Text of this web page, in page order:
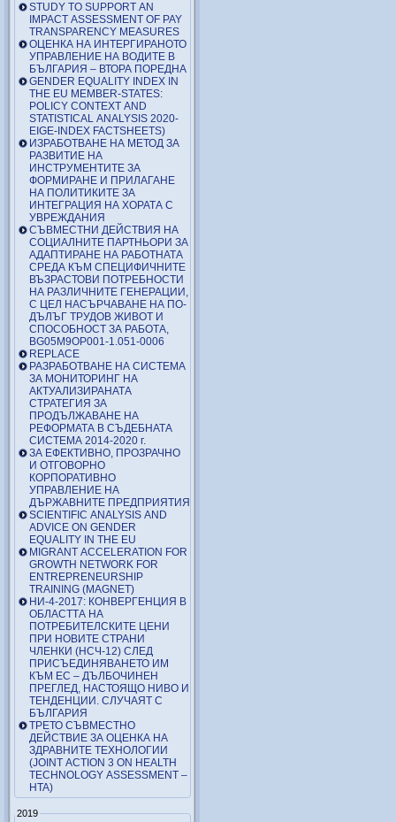
STUDY TO SUPPORT AN
IMPACT ASSESSMENT OF PAY
TRANSPARENCY MEASURES
ОЦЕНКА НА ИНТЕРГИРАНОТО
УПРАВЛЕНИЕ НА ВОДИТЕ В
БЪЛГАРИЯ – ВТОРА ПОРЕДНА
GENDER EQUALITY INDEX IN
THE EU MEMBER-STATES:
POLICY CONTEXT AND
STATISTICAL ANALYSIS 2020-
EIGE-INDEX FACTSHEETS)
ИЗРАБОТВАНЕ НА МЕТОД ЗА
РАЗВИТИЕ НА
ИНСТРУМЕНТИТЕ ЗА
ФОРМИРАНЕ И ПРИЛАГАНЕ
НА ПОЛИТИКИТЕ ЗА
ИНТЕГРАЦИЯ НА ХОРАТА С
УВРЕЖДАНИЯ
СЪВМЕСТНИ ДЕЙСТВИЯ НА
СОЦИАЛНИТЕ ПАРТНЬОРИ ЗА
АДАПТИРАНЕ НА РАБОТНАТА
СРЕДА КЪМ СПЕЦИФИЧНИТЕ
ВЪЗРАСТОВИ ПОТРЕБНОСТИ
НА РАЗЛИЧНИТЕ ГЕНЕРАЦИИ,
С ЦЕЛ НАСЪРЧАВАНЕ НА ПО-
ДЪЛЪГ ТРУДОВ ЖИВОТ И
СПОСОБНОСТ ЗА РАБОТА,
BG05M9OP001-1.051-0006
REPLACE
РАЗРАБОТВАНЕ НА СИСТЕМА
ЗА МОНИТОРИНГ НА
АКТУАЛИЗИРАНАТА
СТРАТЕГИЯ ЗА
ПРОДЪЛЖАВАНЕ НА
РЕФОРМАТА В СЪДЕБНАТА
СИСТЕМА 2014-2020 г.
ЗА ЕФЕКТИВНО, ПРОЗРАЧНО
И ОТГОВОРНО
КОРПОРАТИВНО
УПРАВЛЕНИЕ НА
ДЪРЖАВНИТЕ ПРЕДПРИЯТИЯ
SCIENTIFIC ANALYSIS AND
ADVICE ON GENDER
EQUALITY IN THE EU
MIGRANT ACCELERATION FOR
GROWTH NETWORK FOR
ENTREPRENEURSHIP
TRAINING (MAGNET)
НИ-4-2017: КОНВЕРГЕНЦИЯ В
ОБЛАСТТА НА
ПОТРЕБИТЕЛСКИТЕ ЦЕНИ
ПРИ НОВИТЕ СТРАНИ
ЧЛЕНКИ (НСЧ-12) СЛЕД
ПРИСЪЕДИНЯВАНЕТО ИМ
КЪМ ЕС – ДЪЛБОЧИНЕН
ПРЕГЛЕД, НАСТОЯЩО НИВО И
ТЕНДЕНЦИИ. СЛУЧАЯТ С
БЪЛГАРИЯ
ТРЕТО СЪВМЕСТНО
ДЕЙСТВИЕ ЗА ОЦЕНКА НА
ЗДРАВНИТЕ ТЕХНОЛОГИИ
(JOINT ACTION 3 ON HEALTH
TECHNOLOGY ASSESSMENT –
HTA)
2019